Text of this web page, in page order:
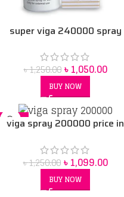
super viga 240000 spray
৳1,250.00 ৳1,050.00
BUY NOW
-12%
viga spray 200000 price in
৳1,250.00 ৳1,099.00
BUY NOW